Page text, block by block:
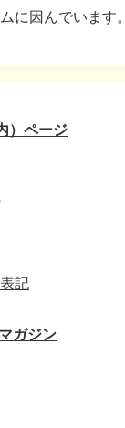
に因んでいます。
）ページ
記
ガジン